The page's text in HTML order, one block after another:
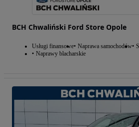
BCH Chwaliński Ford Store Opole
Usługi finansowe Naprawa samochodów
Naprawy blacharskie